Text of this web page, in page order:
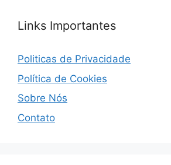
Links Importantes
Politicas de Privacidade
Política de Cookies
Sobre Nós
Contato